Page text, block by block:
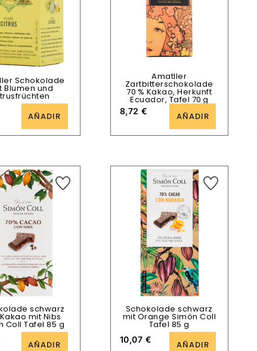
Schokolade
Blumen und
AÑADIR
Amatller
Zartbitterschokolade
70 % Kakao, Herkunft
Ecuador, Tafel 70 g
8,72€ AÑADIR
schwarz
mit Nibs
Coll Tafel 85 g
AÑADIR
Schokolade schwarz
mit Orange Simón Coll
Tafel 85 g
10,07 € AÑADIR